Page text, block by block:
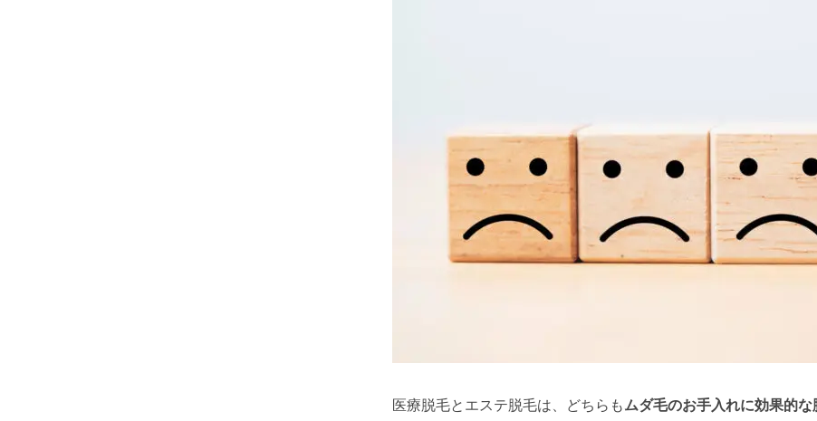
医療脱毛とエステ脱毛は、どちらもムダ毛のお手入れに効果的な